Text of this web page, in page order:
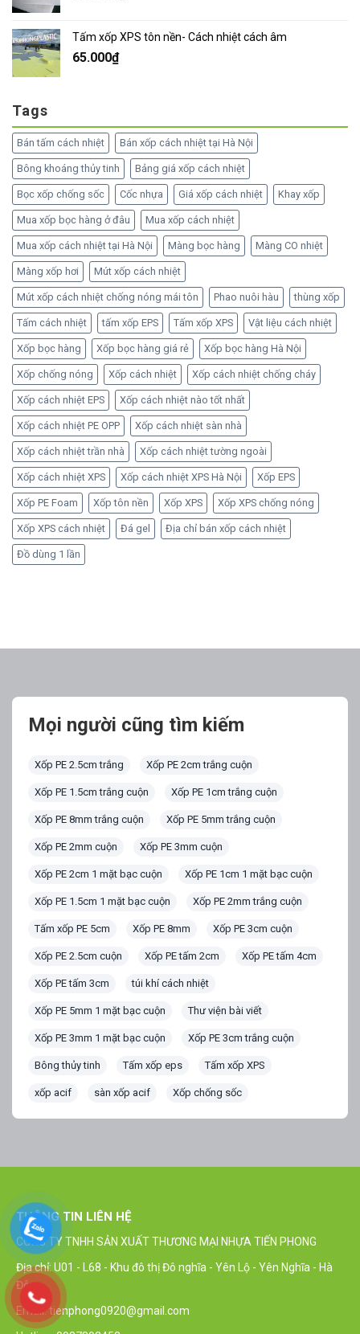
Tấm xốp XPS tôn nền- Cách nhiệt cách âm
65.000₫
Tags
Bán tấm cách nhiệt Bán xốp cách nhiệt tại Hà Nội
Bông khoáng thủy tinh Bảng giá xốp cách nhiệt
Bọc xốp chống sốc Cốc nhựa Giá xốp cách nhiệt Khay xốp
Mua xốp bọc hàng ở đâu Mua xốp cách nhiệt
Mua xốp cách nhiệt tại Hà Nội Màng bọc hàng Màng CO nhiệt
Màng xốp hơi Mút xốp cách nhiệt
Mút xốp cách nhiệt chống nóng mái tôn Phao nuôi hàu thùng xốp
Tấm cách nhiệt tấm xốp EPS Tấm xốp XPS Vật liệu cách nhiệt
Xốp bọc hàng Xốp bọc hàng giá rẻ Xốp bọc hàng Hà Nội
Xốp chống nóng Xốp cách nhiệt Xốp cách nhiệt chống cháy
Xốp cách nhiệt EPS Xốp cách nhiệt nào tốt nhất
Xốp cách nhiệt PE OPP Xốp cách nhiệt sàn nhà
Xốp cách nhiệt trần nhà Xốp cách nhiệt tường ngoài
Xốp cách nhiệt XPS Xốp cách nhiệt XPS Hà Nội Xốp EPS
Xốp PE Foam Xốp tôn nền Xốp XPS Xốp XPS chống nóng
Xốp XPS cách nhiệt Đá gel Địa chỉ bán xốp cách nhiệt
Đồ dùng 1 lần
Mọi người cũng tìm kiếm
Xốp PE 2.5cm trắng Xốp PE 2cm trắng cuộn
Xốp PE 1.5cm trắng cuộn Xốp PE 1cm trắng cuộn
Xốp PE 8mm trắng cuộn Xốp PE 5mm trắng cuộn
Xốp PE 2mm cuộn Xốp PE 3mm cuộn
Xốp PE 2cm 1 mặt bạc cuộn Xốp PE 1cm 1 mặt bạc cuộn
Xốp PE 1.5cm 1 mặt bạc cuộn Xốp PE 2mm trắng cuộn
Tấm xốp PE 5cm Xốp PE 8mm Xốp PE 3cm cuộn
Xốp PE 2.5cm cuộn Xốp PE tấm 2cm Xốp PE tấm 4cm
Xốp PE tấm 3cm túi khí cách nhiệt
Xốp PE 5mm 1 mặt bạc cuộn Thư viện bài viết
Xốp PE 3mm 1 mặt bạc cuộn Xốp PE 3cm trắng cuộn
Bông thủy tinh Tấm xốp eps Tấm xốp XPS
xốp acif sàn xốp acif Xốp chống sốc
THÔNG TIN LIÊN HỆ
CÔNG TY TNHH SẢN XUẤT THƯƠNG MẠI NHỰA TIẾN PHONG
Địa chỉ: U01 - L68 - Khu đô thị Đô nghĩa - Yên Lộ - Yên Nghĩa - Hà
Đông
Email: tienphong0920@gmail.com